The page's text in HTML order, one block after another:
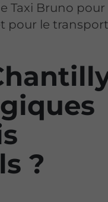
Taxi Bruno pour
pour le transport
?